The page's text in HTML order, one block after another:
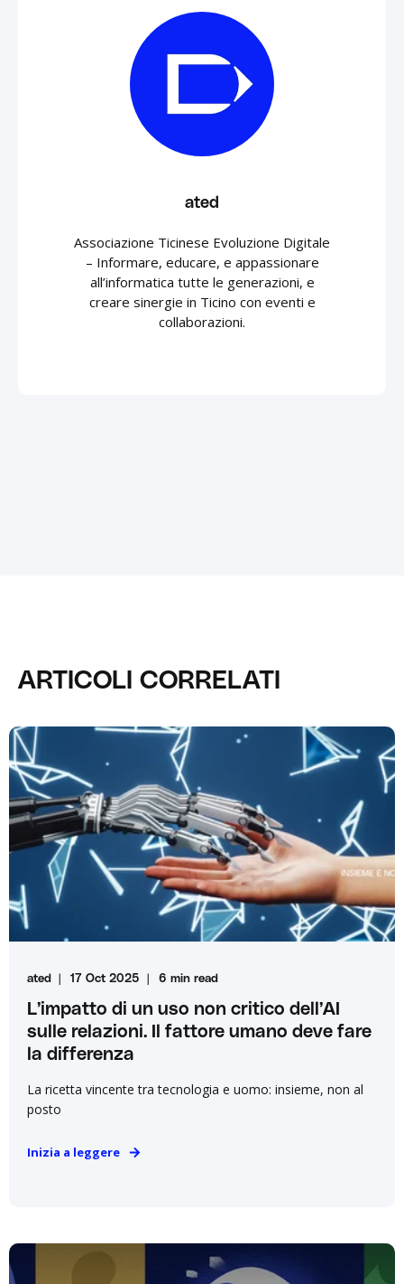
ated
Associazione Ticinese Evoluzione Digitale
– Informare, educare, e appassionare
all’informatica tutte le generazioni, e
creare sinergie in Ticino con eventi e
collaborazioni.
ARTICOLI CORRELATI
ated 17 Oct 2025 6 min read
L’impatto di un uso non critico dell’AI
sulle relazioni. Il fattore umano deve fare
la differenza
La ricetta vincente tra tecnologia e uomo: insieme, non al
posto
Inizia a leggere